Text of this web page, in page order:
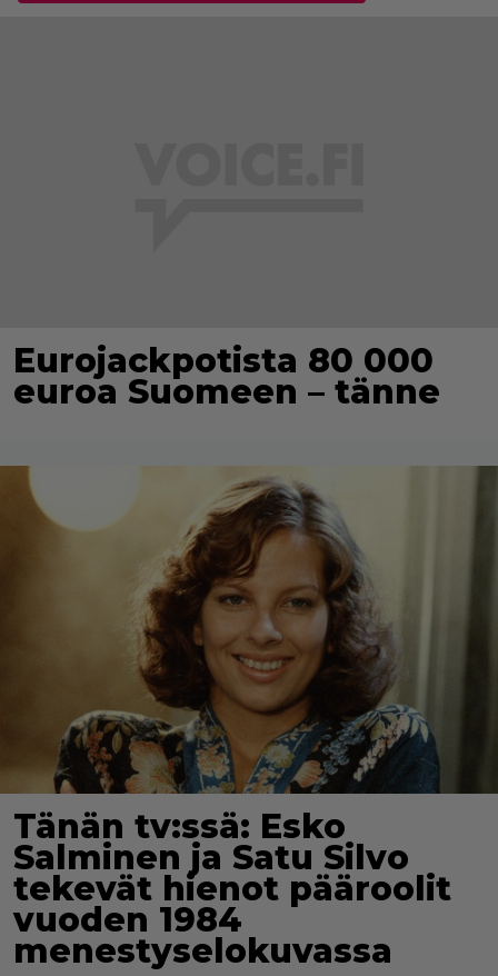
Eurojackpotista 80 000
euroa Suomeen – tänne
Tänän tv:ssä: Esko
Salminen ja Satu Silvo
tekevät hienot pääroolit
vuoden 1984
menestyselokuvassa